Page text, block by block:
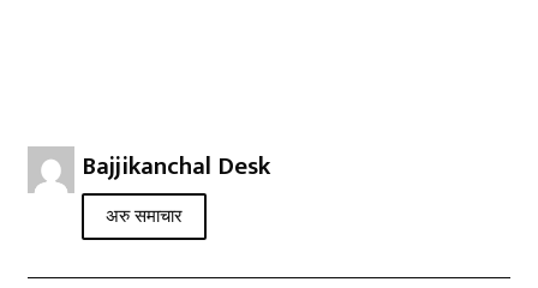
Bajjikanchal Desk
अरु समाचार